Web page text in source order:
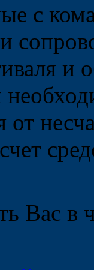
с
и
Вас в